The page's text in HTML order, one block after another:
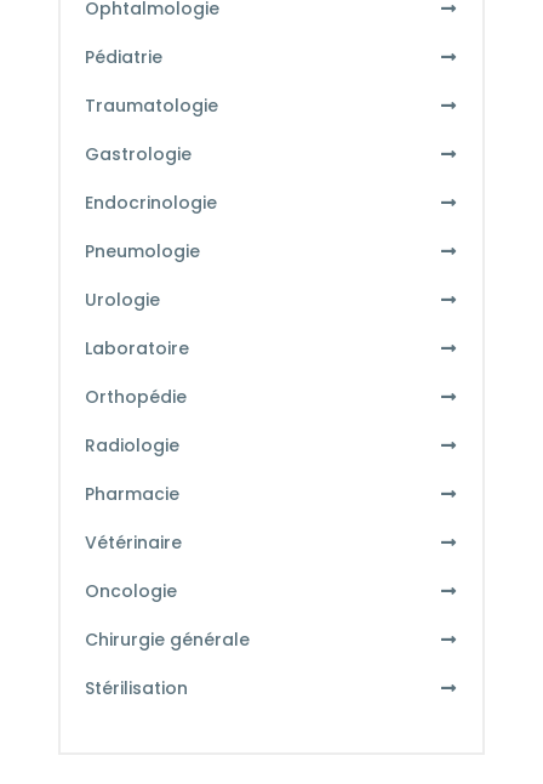
Ophtalmologie
Pédiatrie
Traumatologie
Gastrologie
Endocrinologie
Pneumologie
Urologie
Laboratoire
Orthopédie
Radiologie
Pharmacie
Vétérinaire
Oncologie
Chirurgie générale
Stérilisation